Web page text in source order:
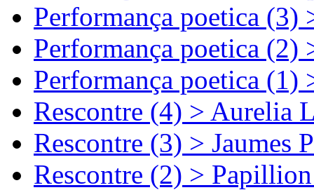
Performança poetica (3)
Performança poetica (2)
Performança poetica (1)
Rescontre (4) > Aurelia
Rescontre (3) > Jaumes
Rescontre (2) >